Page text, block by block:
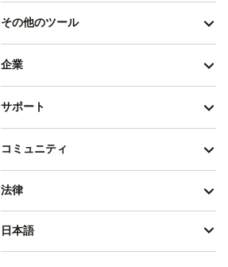
その他のツール
企業
サポート
コミュニティ
法律
日本語